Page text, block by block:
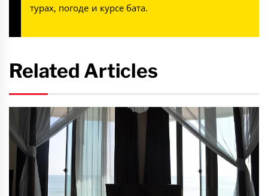
турах, погоде и курсе бата.
Related Articles